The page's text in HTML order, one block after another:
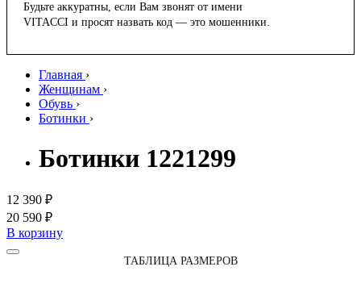
Будьте аккуратны, если Вам звонят от имени
VITACCI и просят назвать код — это мошенники.
Главная ›
Женщинам ›
Обувь ›
Ботинки ›
Ботинки 1221299
12 390 ₽
20 590 ₽
В корзину
ТАБЛИЦА РАЗМЕРОВ